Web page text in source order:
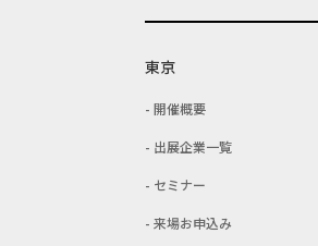
東京
開催概要
出展企業一覧
セミナー
来場お申込み